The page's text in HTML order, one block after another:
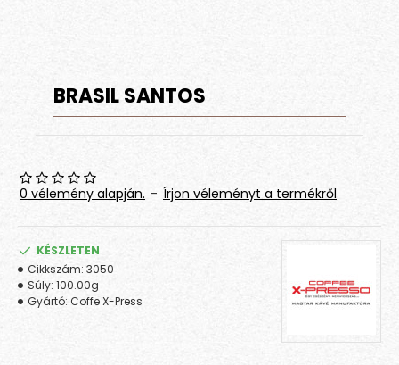
BRASIL SANTOS
0 vélemény alapján. - Írjon véleményt a termékről
KÉSZLETEN
Cikkszám: 3050
Súly: 100.00g
Gyártó: Coffe X-Press